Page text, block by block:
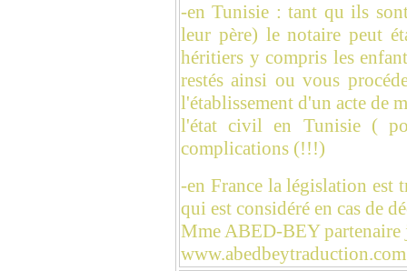
-en Tunisie : tant qu ils
leur père) le notaire peut
héritiers y compris les
restés ainsi ou vous
l'établissement d'un acte de
l'état civil en Tunisie (
complications (!!!)
-en France la législation est
qui est considéré en cas de
Mme ABED-BEY partenaire
www.abedbeytraduction.com